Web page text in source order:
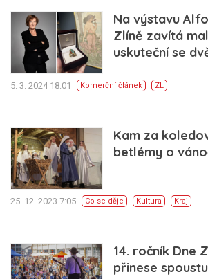
Na výstavu
Zlíně zavítá
uskuteční se
5. 3. 2024 18:01 Komerční článek ZL
Kam za
betlémy o
25. 12. 2023 7:05 Co se děje Kultura Kraj
14. ročník Dne
přinese